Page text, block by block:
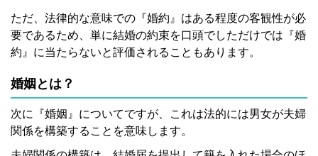
ただ、法律的な意味での『婚約』はある程度の客観性が必
要であるため、単に結婚の約束を口頭でしただけでは『婚
約』に当たらないと評価されることもあります。
婚姻とは？
次に『婚姻』についてですが、これは法的には男女が夫婦
関係を構築することを意味します。